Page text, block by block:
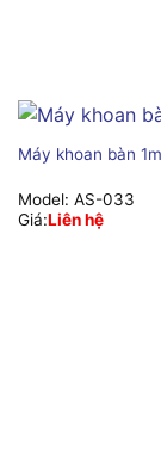
Máy khoan bàn
Model: AS-033
Giá:Liên hệ